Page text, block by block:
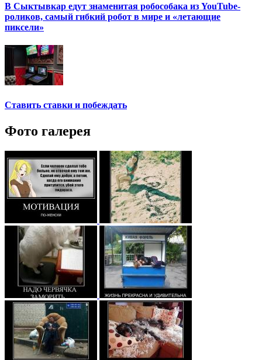
В Сыктывкар едут знаменитая робособака из YouTube-
роликов, самый гибкий робот в мире и «летающие
пиксели»
Ставить ставки и побеждать
Фото галерея